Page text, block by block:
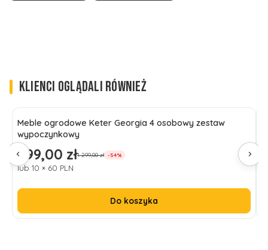
KLIENCI OGLĄDALI RÓWNIEŻ
Meble ogrodowe Keter Georgia 4 osobowy zestaw
wypoczynkowy
Cena promocyjna
599,00 zł1 299,00 zł -54%
lub 10 × 60 PLN
Do koszyka